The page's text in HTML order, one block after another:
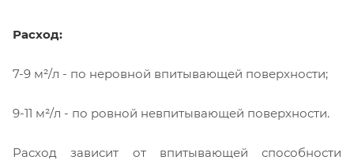
Расход:
7-9 м²/л - по неровной впитывающей поверхности;
9-11 м²/л - по ровной невпитывающей поверхности.
Расход зависит от впитывающей способности